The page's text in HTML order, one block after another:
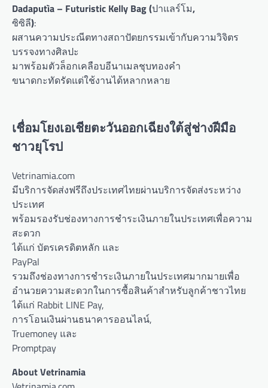
Dadaputìa – Futuristic Kelly Bag (ปาแลร์โม,
ซิซิลี):
ผสานความประณีตทางสถาปัตยกรรมเข้ากับความวิจิตร
บรรจงทางศิลปะ
มาพร้อมตัวล็อกเคลือบอีนาเมลชุบทองคำ
ขนาดกะทัดรัดแต่ใช้งานได้หลากหลาย
เชื่อมโยงเอเชียตะวันออกเฉียงใต้สู่ช่างฝีมือ
ชาวยุโรป
Vetrinamia.com
มีบริการจัดส่งฟรีถึงประเทศไทยผ่านบริการจัดส่งระหว่าง
ประเทศ
พร้อมรองรับช่องทางการชำระเงินภายในประเทศเพื่อความ
สะดวก
ได้แก่ บัตรเครดิตหลัก และ
PayPal
รวมถึงช่องทางการชำระเงินภายในประเทศมากมายเพื่อ
อำนวยความสะดวกในการซื้อสินค้าสำหรับลูกค้าชาวไทย
ได้แก่ Rabbit LINE Pay,
การโอนเงินผ่านธนาคารออนไลน์,
Truemoney และ
Promptpay
About Vetrinamia